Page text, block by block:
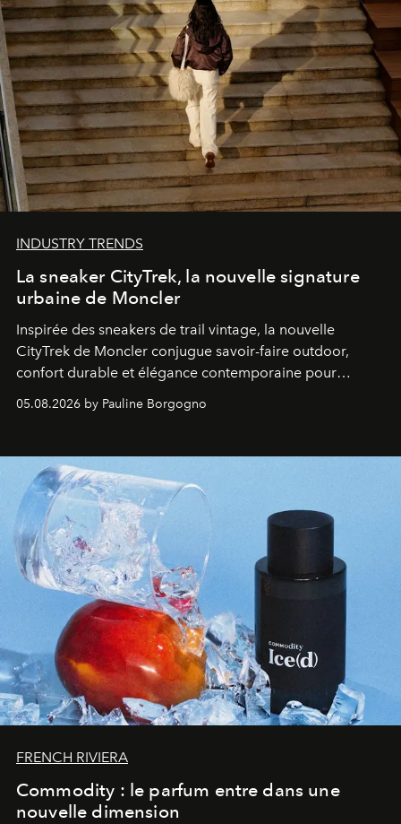
INDUSTRY TRENDS
La sneaker CityTrek, la nouvelle signature
urbaine de Moncler
Inspirée des sneakers de trail vintage, la nouvelle
CityTrek de Moncler conjugue savoir-faire outdoor,
confort durable et élégance contemporaine pour
accompagner les explorations du quotidien.
05.08.2026 by Pauline Borgogno
FRENCH RIVIERA
Commodity : le parfum entre dans une
nouvelle dimension